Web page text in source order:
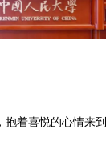
抱着喜悦的心情来